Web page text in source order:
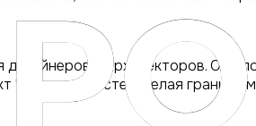
и архитекторов. Оно
стен, делая